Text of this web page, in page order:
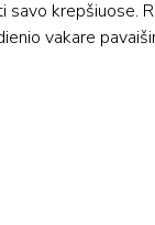
savo krepšiuose.
vakare